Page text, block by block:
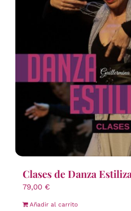
Clases de Danza
79,00 €
Añadir al carrito